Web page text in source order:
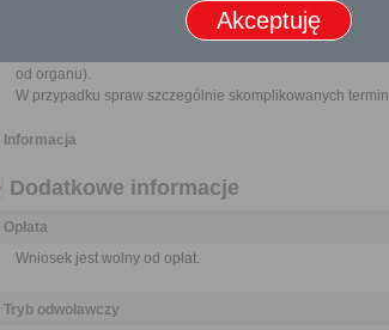
Sprawa załatwiana jest niezwłocznie, nie później niż
terminu nie wlicza się terminów przewidzianych w
od organu).
W przypadku spraw szczególnie skomplikowanych
Informacja
Dodatkowe informacje
Opłata
Wniosek jest wolny od opłat.
Tryb odwoławczy
Akceptuję